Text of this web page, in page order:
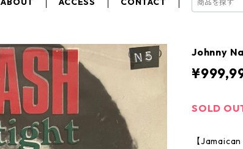
Johnny
SOLD
【